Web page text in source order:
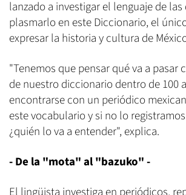
lanzado a investigar el lenguaje de las
plasmarlo en este Diccionario, el
expresar la historia y cultura de
"Tenemos que pensar qué va a pasar
de nuestro diccionario dentro de 100
encontrarse con un periódico
este vocabulario y si no lo
¿quién lo va a entender", explica.
- De la "mota" al "bazuko" -